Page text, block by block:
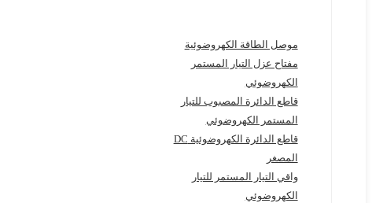
موصل الطاقة الكهروضوئية
مفتاح عزل التيار المستمر
الكهروضوئي
قاطع الدائرة المصبوب للتيار
المستمر الكهروضوئي
قاطع الدائرة الكهروضوئية DC
المصغر
واقي التيار المستمر للتيار
الكهروضوئي